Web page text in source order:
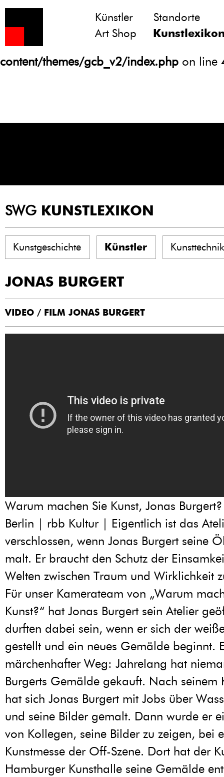
Notice
: Undefined variable: atts in
/homepages/21/d13550920/htdocs/
content/themes/gcb_v2/index.php on line
Künstler
Standorte
Art Shop
SWG KUNSTLEXIKON
Kunstgeschichte Künstler
JONAS BURGERT
VIDEO / FILM JONAS BURGERT
Warum machen Sie Kunst, Jonas
Berlin | rbb Kultur | Eigentlich ist das
verschlossen, wenn Jonas Burgert seine
malt. Er braucht den Schutz der
Welten zwischen Traum und Wirklichkeit
Für unser Kamerateam von „Warum
Kunst?“ hat Jonas Burgert sein Atelier
durften dabei sein, wenn er sich der
gestellt und ein neues Gemälde beginnt.
märchenhafter Weg: Jahrelang hat
Burgerts Gemälde gekauft. Nach seinem
hat sich Jonas Burgert mit Jobs über
und seine Bilder gemalt. Dann wurde er
von Kollegen, seine Bilder zu zeigen, bei
Kunstmesse der Off-Szene. Dort hat der
Hamburger Kunsthalle seine Gemälde